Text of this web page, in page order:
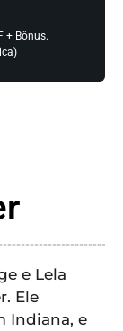
+ Bônus.
e Lela
Ele
Indiana, e